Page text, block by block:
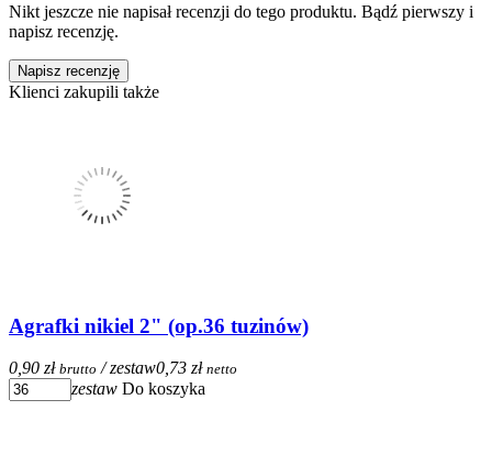
Nikt jeszcze nie napisał recenzji do tego produktu. Bądź pierwszy i
napisz recenzję.
Napisz recenzję
Klienci zakupili także
Agrafki nikiel 2" (op.36 tuzinów)
0,90 zł brutto / zestaw0,73 zł netto
zestaw Do koszyka